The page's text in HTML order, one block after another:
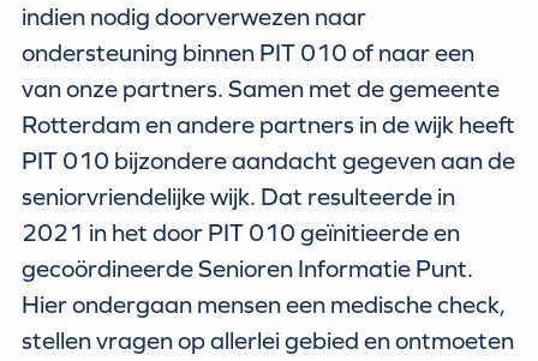
indien nodig doorverwezen naar
ondersteuning binnen PIT 010 of naar een
van onze partners. Samen met de gemeente
Rotterdam en andere partners in de wijk heeft
PIT 010 bijzondere aandacht gegeven aan de
seniorvriendelijke wijk. Dat resulteerde in
2021 in het door PIT 010 geïnitieerde en
gecoördineerde Senioren Informatie Punt.
Hier ondergaan mensen een medische check,
stellen vragen op allerlei gebied en ontmoeten